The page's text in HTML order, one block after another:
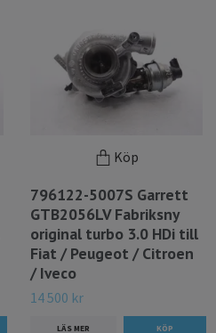
Köp
796122-5007S Garrett
GTB2056LV Fabriksny
original turbo 3.0 HDi till
Fiat / Peugeot / Citroen
/ Iveco
14 500 kr
LÄS MER